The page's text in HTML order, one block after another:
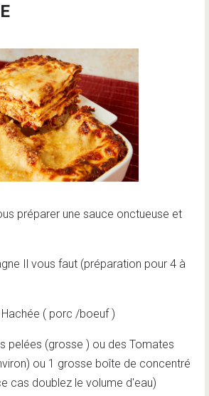
préparer une sauce onctueuse et
Il vous faut (préparation pour 4 à
( porc /boeuf )
pelées (grosse ) ou des Tomates
ou 1 grosse boîte de concentré
cas doublez le volume d'eau)